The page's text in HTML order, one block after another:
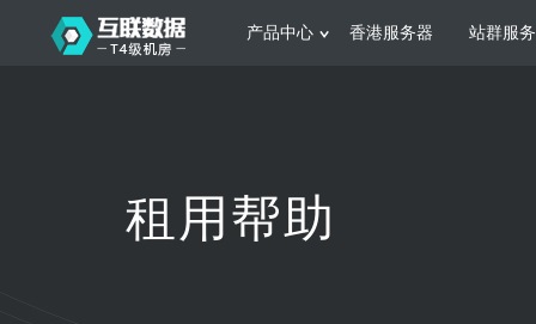
产品中心
日本服务器 新加坡服务器
香港服务器 站群服
根据不同规模的网站提供可定制化的架
构和 一站式协助租用帮助